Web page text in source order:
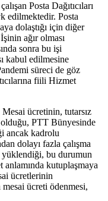
Posta Dağıtıcıları
edilmektedir. Posta
dolaştığı için diğer
ağır olması
sonra bu işi
kabul edilmesine
süreci de göz
fiili Hizmet
ücretinin, tutarsız
PTT Bünyesinde
ancak kadrolu
dolayı fazla çalışma
bu durumun
anlamında kutuplaşmaya
ücretlerinin
ücreti ödenmesi,